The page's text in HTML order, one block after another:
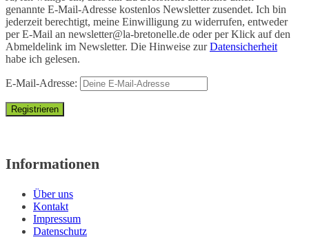
genannte E-Mail-Adresse kostenlos Newsletter zusendet. Ich bin
jederzeit berechtigt, meine Einwilligung zu widerrufen, entweder
per E-Mail an newsletter@la-bretonelle.de oder per Klick auf den
Abmeldelink im Newsletter. Die Hinweise zurDatensicherheit
habe ich gelesen.
E-Mail-Adresse:
Informationen
Über uns
Kontakt
Impressum
Datenschutz